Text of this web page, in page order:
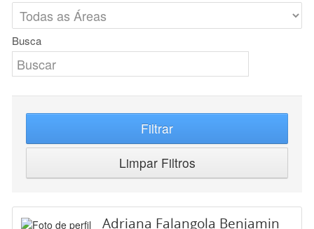
Busca
Filtrar
Limpar Filtros
Adriana Falangola Benjamin